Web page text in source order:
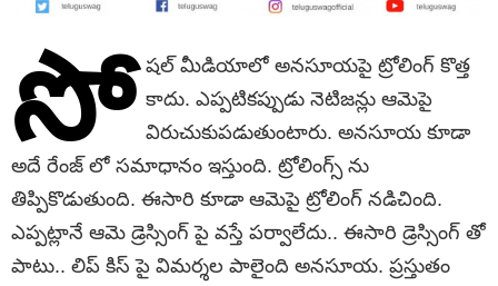
సో షల్ మీడియాలో అనసూయపై ట్రోలింగ్ కొత్త
కాదు. ఎప్పటికప్పుడు నెటిజన్లు ఆమెపై
విరుచుకుపడుతుంటారు. అనసూయ కూడా
అదే రేంజ్ లో సమాధానం ఇస్తుంది. ట్రోలింగ్స్ ను
తిప్పికొడుతుంది. ఈసారి కూడా ఆమెపై ట్రోలింగ్ నడిచింది.
ఎప్పట్లానే ఆమె డ్రెస్సింగ్ పై వస్తే పర్వాలేదు.. ఈసారి డ్రెస్సింగ్ తో
పాటు.. లిప్ కిస్ పై విమర్శల పాలైంది అనసూయ. ప్రస్తుతం